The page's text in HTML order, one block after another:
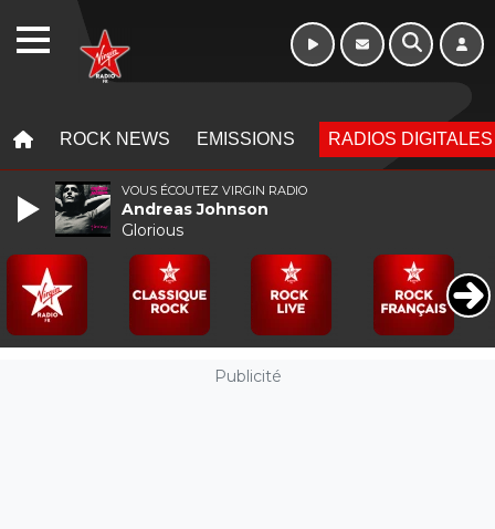
ROCK NEWS EMISSIONS RADIOS DIGITALES
Publicité
VOUS ÉCOUTEZ VIRGIN RADIO
Andreas Johnson
Glorious
WEBRADIO 16h - 20h